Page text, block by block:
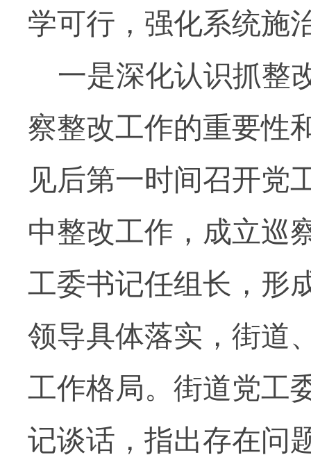
学可行，强化系统施
一是深化认识抓整
察整改工作的重要性
见后第一时间召开党
中整改工作，成立巡
工委书记任组长，形
领导具体落实，街道
工作格局。街道党工
记谈话，指出存在问